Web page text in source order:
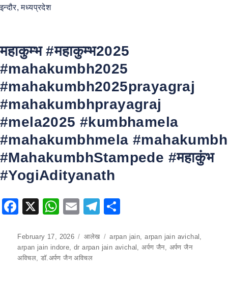
इन्दौर, मध्यप्रदेश
महाकुम्भ #महाकुम्भ2025
#mahakumbh2025
#mahakumbh2025prayagraj
#mahakumbhprayagraj
#mela2025 #kumbhamela
#mahakumbhmela #mahakumbh
#MahakumbhStampede #महाकुंभ
#YogiAdityanath
F
c
e
X
W
at
s
E
ai
l
T
e
gr
ar
e
Posted
on
February 17, 2026 Categories
आलेख Tags
arpan jain ,arpan jain avichal
arpan jain indore ,dr arpan jain avichal ,अर्पण जैन, अर्पण जैन
अविचल डॉ.अर्पण जैन अविचल